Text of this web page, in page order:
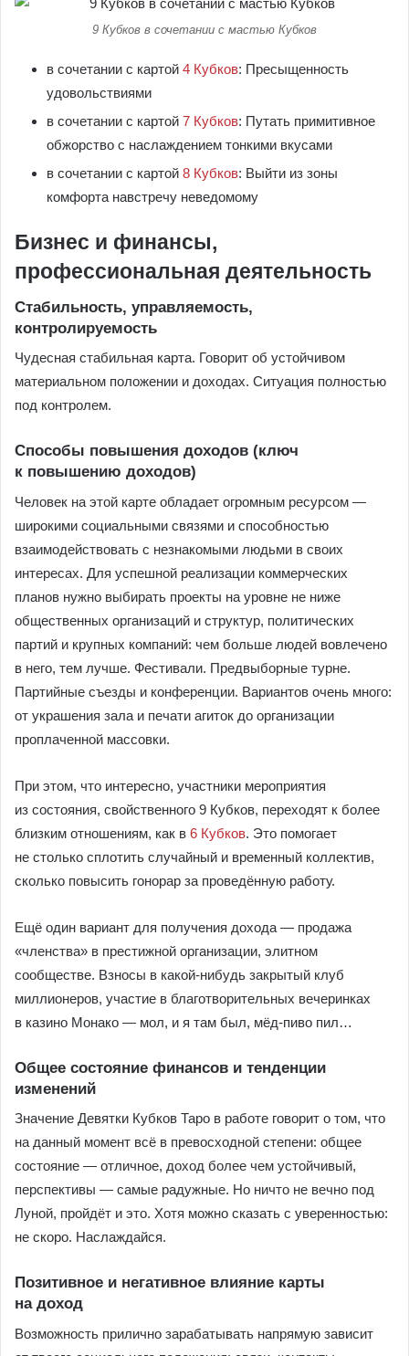
9 Кубков в сочетании с мастью Кубков
в сочетании с картой 4 Кубков: Пресыщенность
удовольствиями
в сочетании с картой 7 Кубков: Путать примитивное
обжорство с наслаждением тонкими вкусами
в сочетании с картой 8 Кубков: Выйти из зоны
комфорта навстречу неведомому
Бизнес и финансы,
профессиональная деятельность
Стабильность, управляемость,
контролируемость
Чудесная стабильная карта. Говорит об устойчивом
материальном положении и доходах. Ситуация полностью
под контролем.
Способы повышения доходов (ключ
к повышению доходов)
Человек на этой карте обладает огромным ресурсом —
широкими социальными связями и способностью
взаимодействовать с незнакомыми людьми в своих
интересах. Для успешной реализации коммерческих
планов нужно выбирать проекты на уровне не ниже
общественных организаций и структур, политических
партий и крупных компаний: чем больше людей вовлечено
в него, тем лучше. Фестивали. Предвыборные турне.
Партийные съезды и конференции. Вариантов очень много:
от украшения зала и печати агиток до организации
проплаченной массовки.
При этом, что интересно, участники мероприятия
из состояния, свойственного 9 Кубков, переходят к более
близким отношениям, как в 6 Кубков. Это помогает
не столько сплотить случайный и временный коллектив,
сколько повысить гонорар за проведённую работу.
Ещё один вариант для получения дохода — продажа
«членства» в престижной организации, элитном
сообществе. Взносы в какой-нибудь закрытый клуб
миллионеров, участие в благотворительных вечеринках
в казино Монако — мол, и я там был, мёд-пиво пил…
Общее состояние финансов и тенденции
изменений
Значение Девятки Кубков Таро в работе говорит о том, что
на данный момент всё в превосходной степени: общее
состояние — отличное, доход более чем устойчивый,
перспективы — самые радужные. Но ничто не вечно под
Луной, пройдёт и это. Хотя можно сказать с уверенностью:
не скоро. Наслаждайся.
Позитивное и негативное влияние карты
на доход
Возможность прилично зарабатывать напрямую зависит